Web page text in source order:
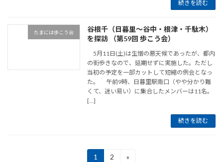
続きを読む
たまには歩こう会
谷根千（日暮里～谷中・根津・千駄木）
を探訪 （第59回 歩こう会）
5月11日(土)は生憎の悪天候であったが、都内
の街歩きなので、延期せずに実施した。ただし
当初の予定を一部カットして短縮の例会となっ
た。 午前9時、日暮里駅南口（やや分かり難
くて、迷い易い）に集合したメンバーは11名。
[…]
続きを読む
固
1
固
2 »